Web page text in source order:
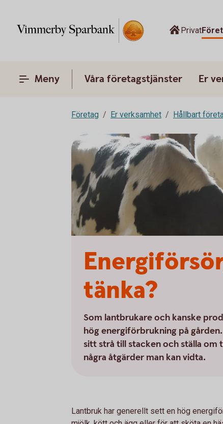
Privat
Meny Våra företagstjänster Er
Företag Er verksamhet Hållbart
tänka?
Som lantbrukare och kanske
hög energiförbrukning på
sitt strå till stacken och ställa om
några åtgärder man kan vidta.
Lantbruk har generellt sett en hög